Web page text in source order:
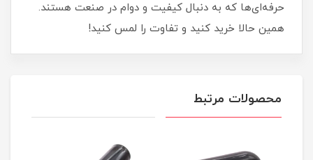
حرفه‌ای‌ها که به دنبال کیفیت و دوام در صنعت هستند.
همین حالا خرید کنید و تفاوت را لمس کنید!
محصولات مرتبط